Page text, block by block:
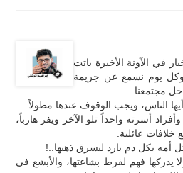
في الآونة الأخيرة باتت
يوم نسمع عن جريمة
مجتمعنا.
الناس، ويجب الوقوف عندها مطولاً.
أسرته واحداً تلو الآخر ويفر هارباً،
عائلية.
بكل دم بارد ليسرق ذهبها..!
يدركها فهم لفرط بشاعتها، والأبشع في